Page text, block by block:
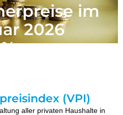
im
2026
% zum
(VPI)
aller privaten Haushalte in